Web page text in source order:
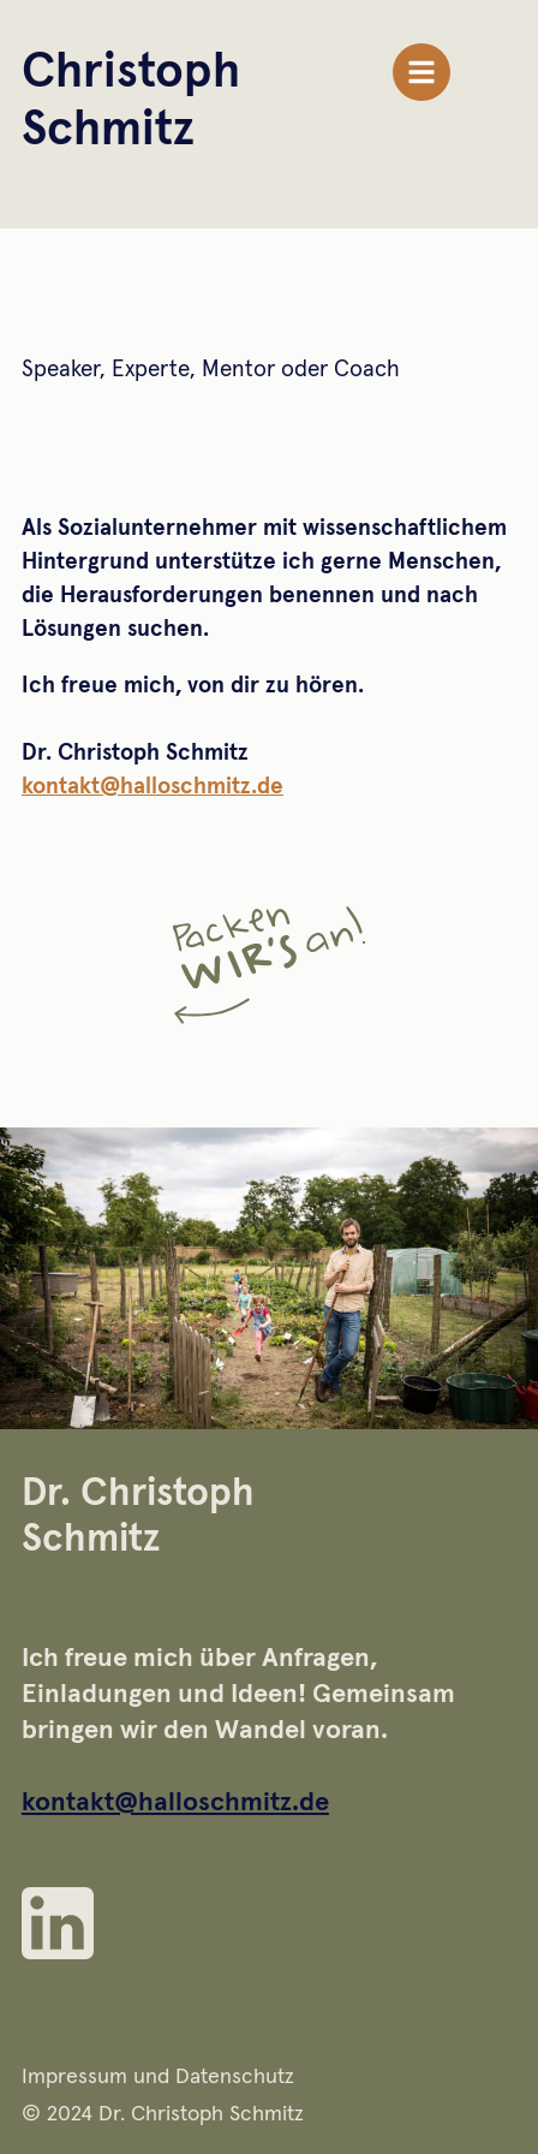
Christoph
Schmitz
Speaker, Experte, Mentor oder Coach
Als Sozialunternehmer mit wissenschaftlichem
Hintergrund unterstütze ich gerne Menschen,
die Herausforderungen benennen und nach
Lösungen suchen.
Ich freue mich, von dir zu hören.
Dr. Christoph Schmitz
kontakt@halloschmitz.de
Dr. Christoph
Schmitz
Ich freue mich über Anfragen,
Einladungen und Ideen! Gemeinsam
bringen wir den Wandel voran.
kontakt@halloschmitz.de
© 2024 Dr. Christoph Schmitz
Impressum und Datenschutz